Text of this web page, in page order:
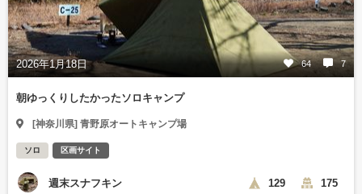
2026年1月18日 64 7
朝ゆっくりしたかったソロキャンプ
[神奈川県] 青野原オートキャンプ場
ソロ 区画サイト
週末スナフキン 129 175